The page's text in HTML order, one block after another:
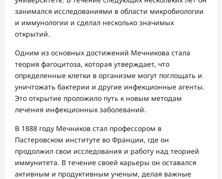
занимался исследованиями в области микробиологии
и иммунологии и сделал несколько значимых
открытий.
Одним из основных достижений Мечникова стала
теория фагоцитоза, которая утверждает, что
определенные клетки в организме могут поглощать и
уничтожать бактерии и другие инфекционные агенты.
Это открытие проложило путь к новым методам
лечения инфекционных заболеваний.
В 1888 году Мечников стал профессором в
Пастеровском институте во Франции, где он
продолжил свои исследования и работу над теорией
иммунитета. В течение своей карьеры он оставался
активным и продуктивным ученым, делая важные